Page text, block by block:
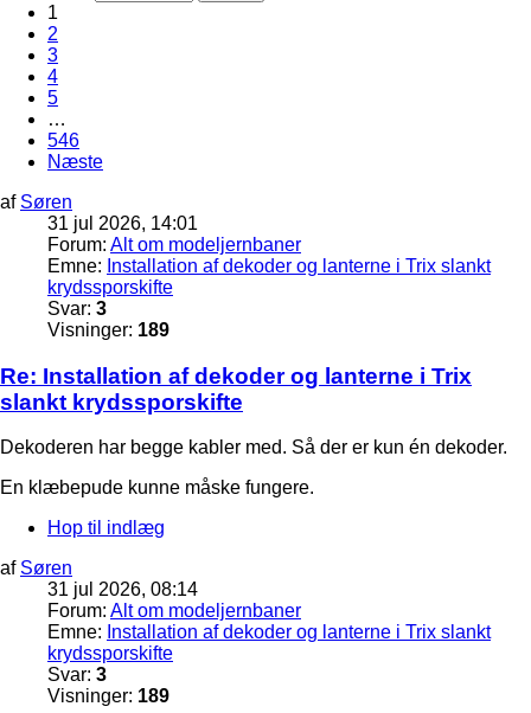
1
2
3
4
5
…
546
Næste
af Søren
31 jul 2026, 14:01
Forum: Alt om modeljernbaner
Emne: Installation af dekoder og lanterne i Trix slankt
krydssporskifte
Svar: 3
Visninger: 189
Re: Installation af dekoder og lanterne i Trix
slankt krydssporskifte
Dekoderen har begge kabler med. Så der er kun én dekoder.
En klæbepude kunne måske fungere.
Hop til indlæg
af Søren
31 jul 2026, 08:14
Forum: Alt om modeljernbaner
Emne: Installation af dekoder og lanterne i Trix slankt
krydssporskifte
Svar: 3
Visninger: 189